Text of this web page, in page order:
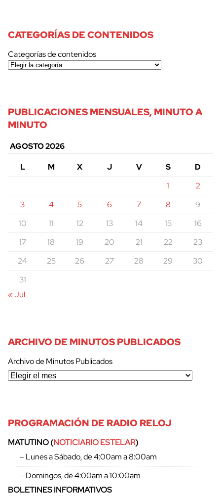
CATEGORÍAS DE CONTENIDOS
Categorías de contenidos
PUBLICACIONES MENSUALES, MINUTO A
MINUTO
AGOSTO 2026
L
M X J V S
D
1
2
3
4 5 6 7 8
9
10
11 12 13 14 15
16
17
18 19 20 21 22
23
24
25 26 27 28 29
30
31
« Jul
ARCHIVO DE MINUTOS PUBLICADOS
Archivo de Minutos Publicados
PROGRAMACIÓN DE RADIO RELOJ
MATUTINO (NOTICIARIO ESTELAR)
– Lunes a Sábado, de 4:00am a 8:00am
– Domingos, de 4:00am a 10:00am
BOLETINES INFORMATIVOS